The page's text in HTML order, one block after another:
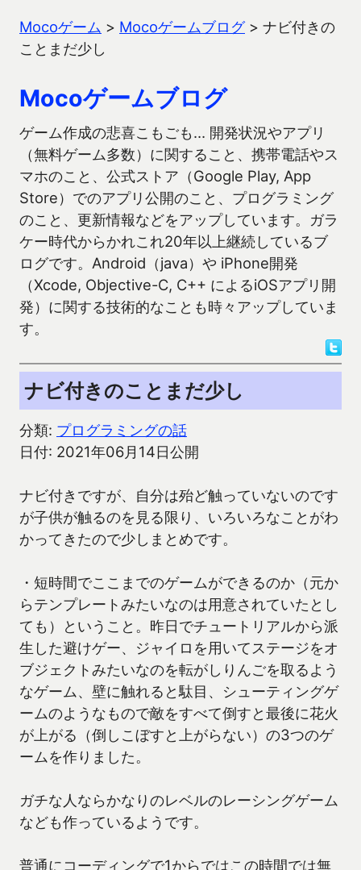
Mocoゲーム > Mocoゲームブログ> ナビ付きの
ことまだ少し
Mocoゲームブログ
ゲーム作成の悲喜こもごも… 開発状況やアプリ
（無料ゲーム多数）に関すること、携帯電話やス
マホのこと、公式ストア（Google Play, App
Store）でのアプリ公開のこと、プログラミング
のこと、更新情報などをアップしています。ガラ
ケー時代からかれこれ20年以上継続しているブ
ログです。Android（java）や iPhone開発
（Xcode, Objective-C, C++ によるiOSアプリ開
発）に関する技術的なことも時々アップしていま
す。
ナビ付きのことまだ少し
分類: プログラミングの話
日付: 2021年06月14日公開
ナビ付きですが、自分は殆ど触っていないのです
が子供が触るのを見る限り、いろいろなことがわ
かってきたので少しまとめです。
・短時間でここまでのゲームができるのか（元か
らテンプレートみたいなのは用意されていたとし
ても）ということ。昨日でチュートリアルから派
生した避けゲー、ジャイロを用いてステージをオ
ブジェクトみたいなのを転がしりんごを取るよう
なゲーム、壁に触れると駄目、シューティングゲ
ームのようなもので敵をすべて倒すと最後に花火
が上がる（倒しこぼすと上がらない）の3つのゲ
ームを作りました。
ガチな人ならかなりのレベルのレーシングゲーム
なども作っているようです。
普通にコーディングで1からではこの時間では無